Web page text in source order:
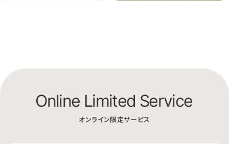
Online Limited Service
オンライン限定サービス